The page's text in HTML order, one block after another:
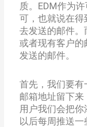
质。EDM作为
可，也就说在
去发送的邮件。
或者现有客户的
发送的邮件。
首先，我们要
邮箱地址留下
用户我们会把你
以后每周推送